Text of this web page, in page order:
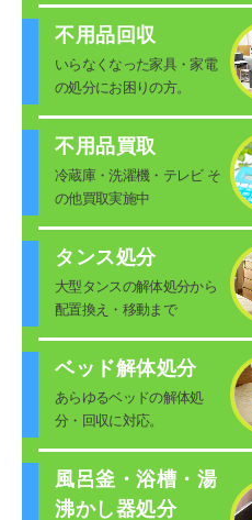
不用品回収
いらなくなった家具・家電
の処分にお困りの方。
不用品買取
冷蔵庫・洗濯機・テレビ そ
の他買取実施中
タンス処分
大型タンスの解体処分から
配置換え・移動まで
ベッド解体処分
あらゆるベッドの解体処
分・回収に対応。
風呂釜・浴槽・湯
沸かし器処分